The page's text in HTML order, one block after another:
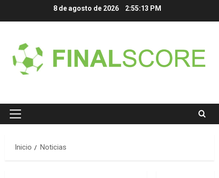
8 de agosto de 2026 2:55:13 PM
Menú
Inicio
Noticias